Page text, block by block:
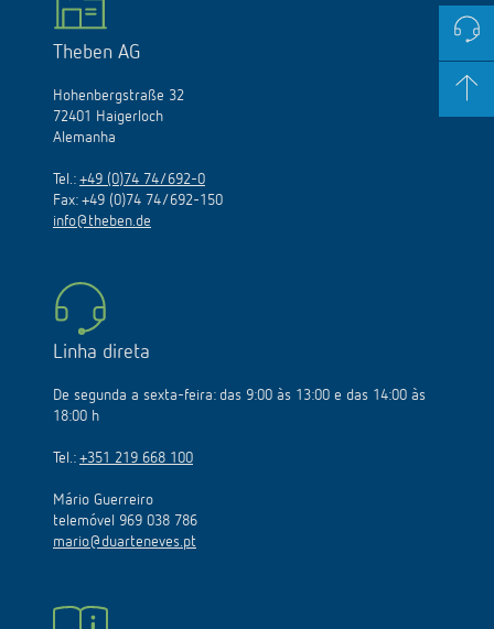
Theben AG
Hohenbergstraße 32
72401 Haigerloch
Alemanha
Tel.: +49 (0)74 74/692-0
Fax: +49 (0)74 74/692-150
info@theben.de
Linha direta
De segunda a sexta-feira: das 9:00 às 13:00 e das 14:00 às
18:00 h
Tel.: +351 219 668 100
Mário Guerreiro
telemóvel 969 038 786
mario@duarteneves.pt